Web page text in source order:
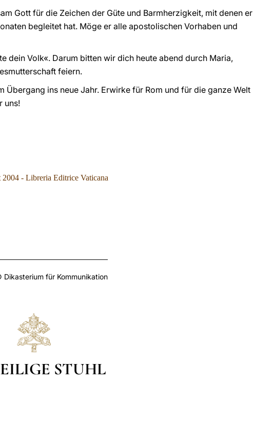
Gott für die Zeichen der Güte und Barmherzigkeit, mit denen er
begleitet hat. Möge er alle apostolischen Vorhaben und
dein Volk«. Darum bitten wir dich heute abend durch Maria,
feiern.
Übergang ins neue Jahr. Erwirke für Rom und für die ganze Welt
uns!
- Libreria Editrice Vaticana
für Kommunikation
STUHL